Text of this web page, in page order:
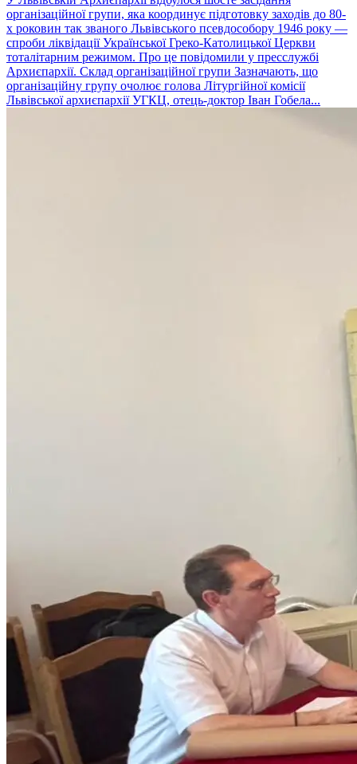
організаційної групи, яка координує підготовку заходів до 80-
х роковин так званого Львівського псевдособору 1946 року ―
спроби ліквідації Української Греко-Католицької Церкви
тоталітарним режимом. Про це повідомили у пресслужбі
Архиєпархії. Склад організаційної групи Зазначають, що
організаційну групу очолює голова Літургійної комісії
Львівської архиєпархії УГКЦ, отець-доктор Іван Гобела...